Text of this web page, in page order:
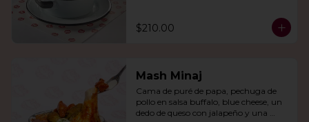
$210.00
Mash Minaj
Cama de puré de papa, pechuga de
pollo en salsa buffalo, blue cheese, un
dedo de queso con jalapeño y una